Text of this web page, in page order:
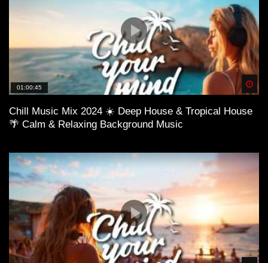
01:00:45
Chill Music Mix 2024 ☀️ Deep House & Tropical House
🌴 Calm & Relaxing Background Music